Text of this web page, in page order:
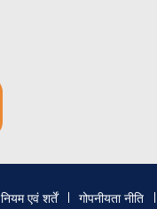
नियम एवं शर्तें
गोपनीयता नीति